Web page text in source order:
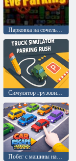
Парковка на сочельник
Симулятор грузовика Парковка
Побег с машины на парковке